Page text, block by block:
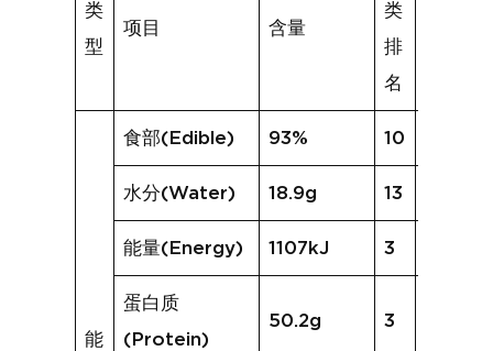
类
型
项目 含量
类
排
名
能
食部(Edible) 93% 10
水分(Water) 18.9g 13
能量(Energy) 1107kJ 3
蛋白质
(Protein)
50.2g 3